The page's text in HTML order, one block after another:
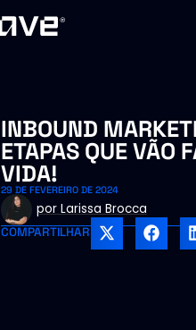
INBOUND
ETAPAS QUE VÃO
VIDA!
29 DE FEVEREIRO DE 2024
porLarissa Brocca
COMPARTILHAR